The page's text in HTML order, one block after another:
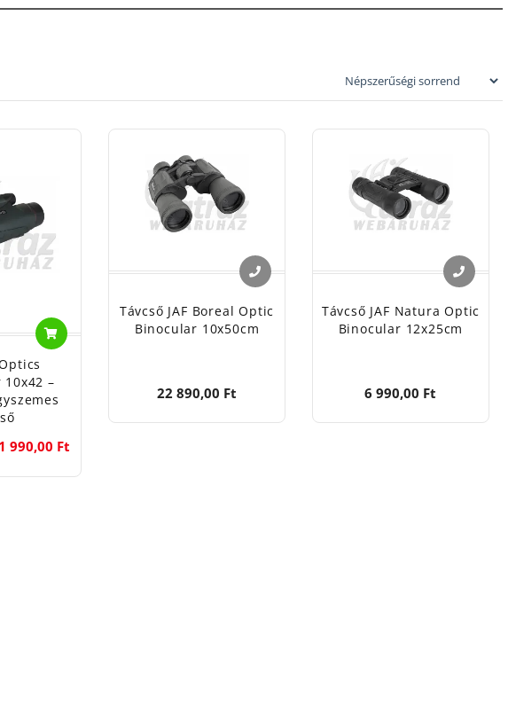
–
990,00 Ft
Távcső JAF Boreal Optic
Binocular 10x50cm
22 890,00 Ft
Távcső JAF Natura Optic
Binocular 12x25cm
6 990,00 Ft